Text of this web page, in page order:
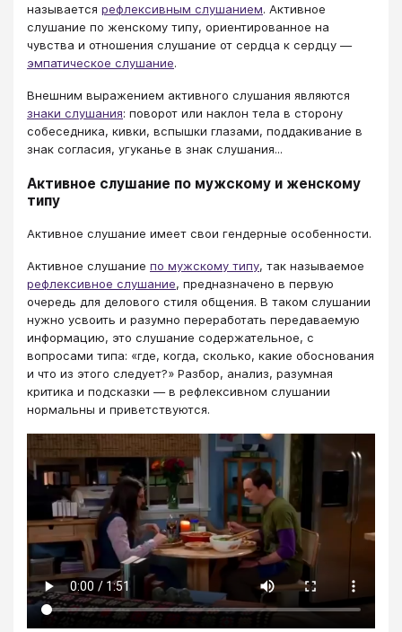
называется рефлексивным слушанием. Активное
слушание по женскому типу, ориентированное на
чувства и отношения слушание от сердца к сердцу —
эмпатическое слушание.
Внешним выражением активного слушания являются
знаки слушания: поворот или наклон тела в сторону
собеседника, кивки, вспышки глазами, поддакивание в
знак согласия, угуканье в знак слушания...
Активное слушание по мужскому и женскому
типу
Активное слушание имеет свои гендерные особенности.
Активное слушание по мужскому типу, так называемое
рефлексивное слушание, предназначено в первую
очередь для делового стиля общения. В таком слушании
нужно усвоить и разумно переработать передаваемую
информацию, это слушание содержательное, с
вопросами типа: «где, когда, сколько, какие обоснования
и что из этого следует?» Разбор, анализ, разумная
критика и подсказки — в рефлексивном слушании
нормальны и приветствуются.